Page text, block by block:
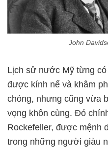
John
Lịch sử nước Mỹ từng
được kính nể và khâm
chóng, nhưng cũng vừa
vọng khôn cùng. Đó
Rockefeller, được mệnh
trong những người giàu